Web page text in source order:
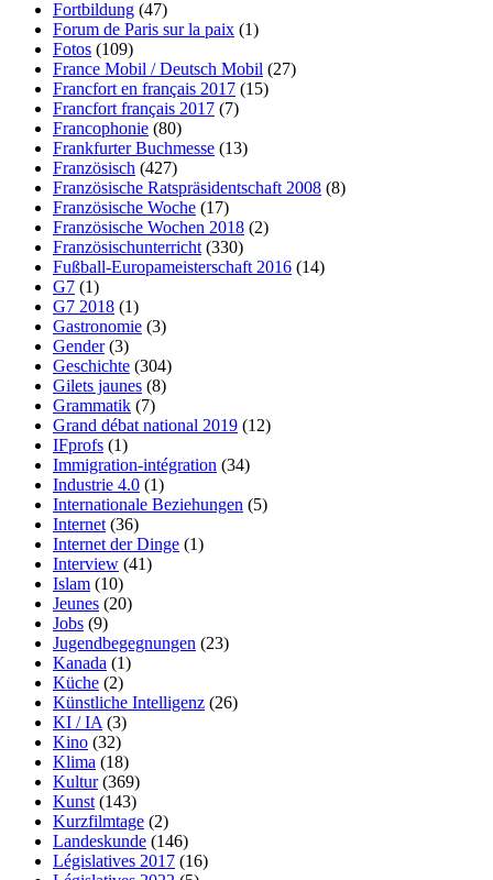
Fortbildung (47)
Forum de Paris sur la paix (1)
Fotos (109)
France Mobil / Deutsch Mobil (27)
Francfort en français 2017 (15)
Francfort français 2017 (7)
Francophonie (80)
Frankfurter Buchmesse (13)
Französisch (427)
Französische Ratspräsidentschaft 2008 (8)
Französische Woche (17)
Französische Wochen 2018 (2)
Französischunterricht (330)
Fußball-Europameisterschaft 2016 (14)
G7 (1)
G7 2018 (1)
Gastronomie (3)
Gender(3)
Geschichte (304)
Gilets jaunes (8)
Grammatik (7)
Grand débat national 2019 (12)
IFprofs (1)
Immigration-intégration (34)
Industrie 4.0 (1)
Internationale Beziehungen (5)
Internet (36)
Internet der Dinge (1)
Interview (41)
Islam (10)
Jeunes (20)
Jobs (9)
Jugendbegegnungen (23)
Kanada (1)
Küche (2)
Künstliche Intelligenz (26)
KI / IA (3)
Kino (32)
Klima (18)
Kultur(369)
Kunst (143)
Kurzfilmtage (2)
Landeskunde (146)
Législatives 2017 (16)